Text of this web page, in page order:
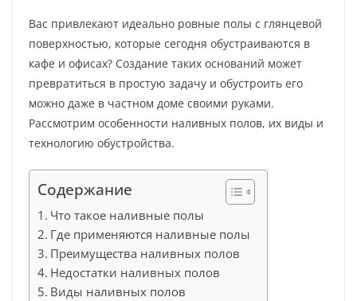
Вас привлекают идеально ровные полы с глянцевой
поверхностью, которые сегодня обустраиваются в
кафе и офисах? Создание таких оснований может
превратиться в простую задачу и обустроить его
можно даже в частном доме своими руками.
Рассмотрим особенности наливных полов, их виды и
технологию обустройства.
Содержание
Что такое наливные полы
Где применяются наливные полы
Преимущества наливных полов
Недостатки наливных полов
Виды наливных полов